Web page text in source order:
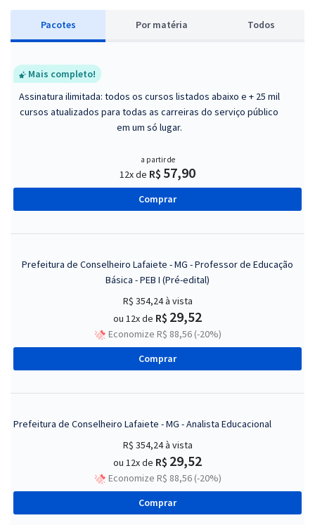
Pacotes Por matéria Todos
Mais completo!
Assinatura ilimitada: todos os cursos listados abaixo e + 25 mil
cursos atualizados para todas as carreiras do serviço público
em um só lugar.
a partir de
12x de R$ 57,90
Comprar
Prefeitura de Conselheiro Lafaiete - MG - Professor de Educação
Básica - PEB I (Pré-edital)
R$ 354,24à vista
ou 12x de R$ 29,52
Economize R$ 88,56 (-20%)
Comprar
Prefeitura de Conselheiro Lafaiete - MG - Analista Educacional
R$ 354,24à vista
ou 12x de R$ 29,52
Economize R$ 88,56 (-20%)
Comprar